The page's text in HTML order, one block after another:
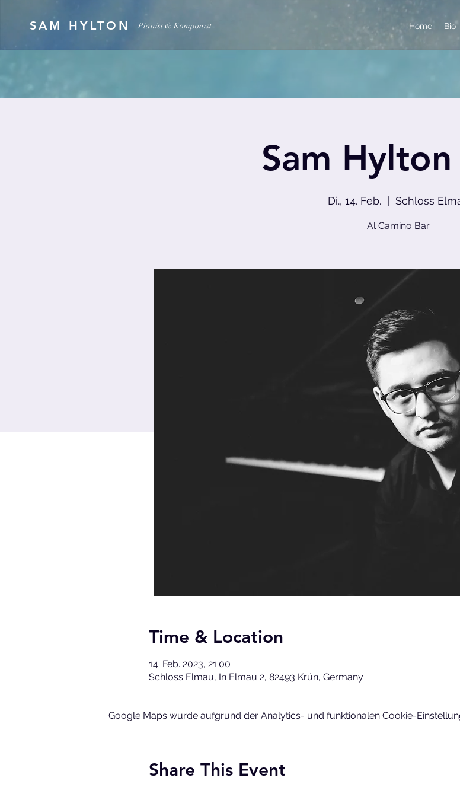
SAM HYLTON Pianist & Komponist Home Bio
Sam
Di., 14. Feb.
  |
Schloss
Al Camino Bar
Time & Location
14. Feb. 2023, 21:00
Schloss Elmau, In Elmau 2, 82493 Krün, Germany
Google Maps wurde aufgrund der Analytics- und funktionalen Cookie-
Share This Event